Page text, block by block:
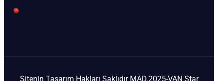
Sitenin Tasarım Hakları Saklıdır MAD.2025-VAN Star